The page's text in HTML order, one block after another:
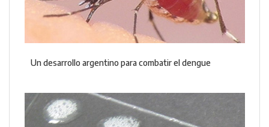
Un desarrollo argentino para combatir el dengue